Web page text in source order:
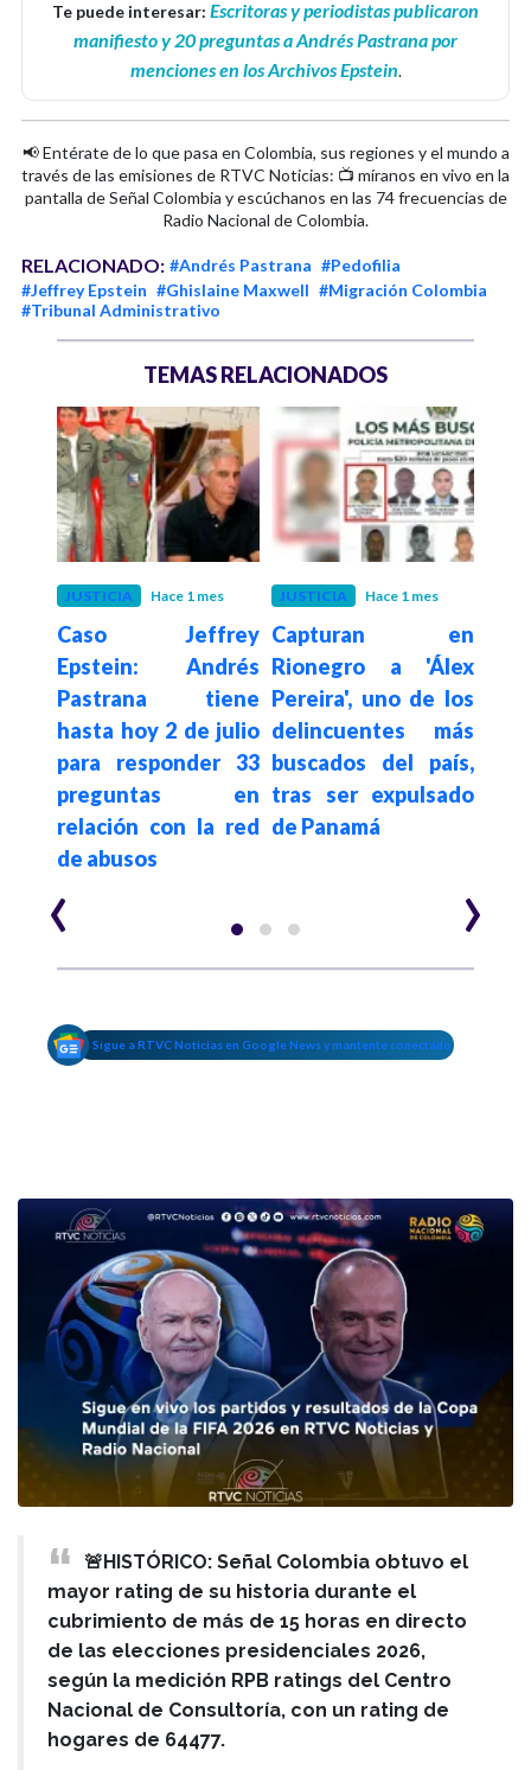
Te puede interesar: Escritoras y periodistas publicaron
manifiesto y 20 preguntas a Andrés Pastrana por
menciones en los Archivos Epstein.
📢 Entérate de lo que pasa en Colombia, sus regiones y el mundo a
través de las emisiones de RTVC Noticias: 📺 míranos en vivo en la
pantalla de Señal Colombia y escúchanos en las 74 frecuencias de
Radio Nacional de Colombia.
RELACIONADO: #Andrés Pastrana #Pedofilia
#Jeffrey Epstein #Ghislaine Maxwell #Migración Colombia
#Tribunal Administrativo
TEMAS RELACIONADOS
JUSTICIA Hace 1 mes
Caso Jeffrey
Epstein: Andrés
Pastrana tiene
hasta hoy 2 de julio
para responder 33
preguntas en
relación con la red
de abusos
JUSTICIA Hace 1 mes
Capturan en
Rionegro a 'Álex
Pereira', uno de los
delincuentes más
buscados del país,
tras ser expulsado
de Panamá
‹ ›
Sigue a RTVC Noticias en Google News y mantente conectado
🚨HISTÓRICO: Señal Colombia obtuvo el
mayor rating de su historia durante el
cubrimiento de más de 15 horas en directo
de las elecciones presidenciales 2026,
según la medición RPB ratings del Centro
Nacional de Consultoría, con un rating de
hogares de 64477.